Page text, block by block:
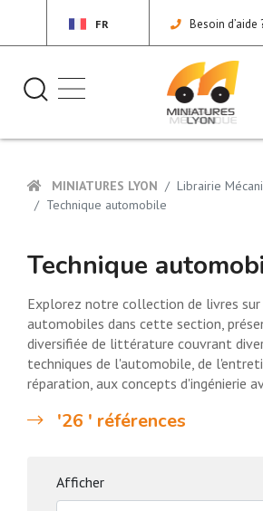
FR Besoin d’aide
MINIATURES LYON Librairie
Technique automobile
Technique
Explorez notre collection de livres sur
automobiles dans cette section,
diversifiée de littérature couvrant
techniques de l'automobile, de
réparation, aux concepts d'ingénierie
'26 ' références
Afficher